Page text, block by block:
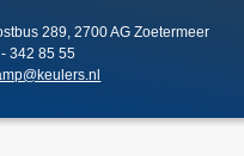
289, 2700 AG Zoetermeer
342 85 55